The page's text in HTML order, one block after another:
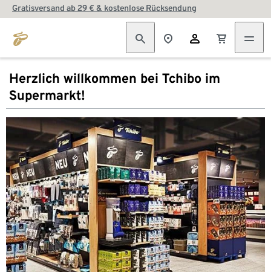
Gratisversand ab 29 € & kostenlose Rücksendung
Herzlich willkommen bei Tchibo im
Supermarkt!